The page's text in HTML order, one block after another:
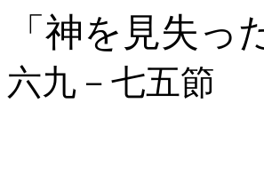
「神を見失っ
六九－七五節